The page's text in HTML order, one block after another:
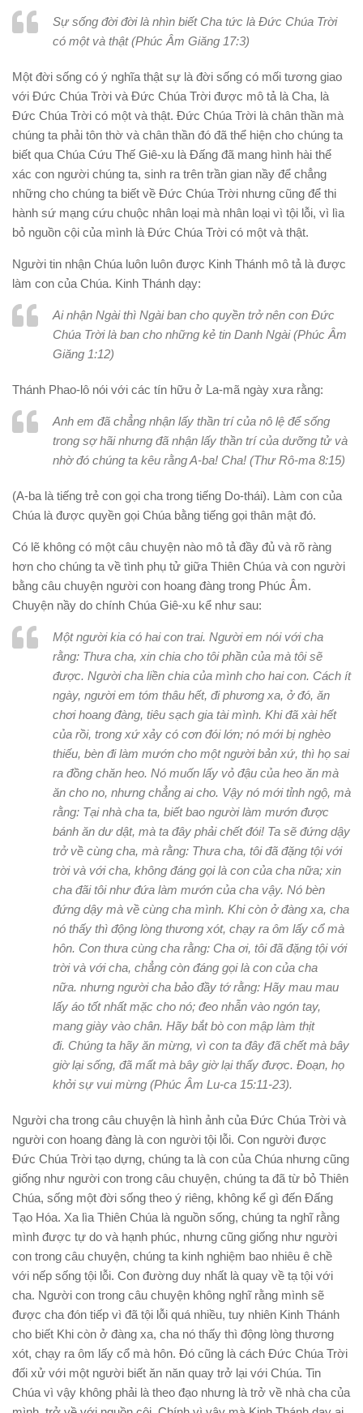
Sự sống đời đời là nhìn biết Cha tức là Ðức Chúa Trời
có một và thật (Phúc Âm Giăng 17:3)
Một đời sống có ý nghĩa thật sự là đời sống có mối tương giao
với Ðức Chúa Trời và Ðức Chúa Trời được mô tả là Cha, là
Ðức Chúa Trời có một và thật. Ðức Chúa Trời là chân thần mà
chúng ta phải tôn thờ và chân thần đó đã thể hiện cho chúng ta
biết qua Chúa Cứu Thế Giê-xu là Ðấng đã mang hình hài thể
xác con người chúng ta, sinh ra trên trần gian nầy để chẳng
những cho chúng ta biết về Ðức Chúa Trời nhưng cũng để thi
hành sứ mạng cứu chuộc nhân loại mà nhân loại vì tội lỗi, vì lìa
bỏ nguồn cội của mình là Ðức Chúa Trời có một và thật.
Người tin nhận Chúa luôn luôn được Kinh Thánh mô tả là được
làm con của Chúa. Kinh Thánh dạy:
Ai nhận Ngài thì Ngài ban cho quyền trở nên con Ðức
Chúa Trời là ban cho những kẻ tin Danh Ngài (Phúc Âm
Giăng 1:12)
Thánh Phao-lô nói với các tín hữu ở La-mã ngày xưa rằng:
Anh em đã chẳng nhận lấy thần trí của nô lệ để sống
trong sợ hãi nhưng đã nhận lấy thần trí của dưỡng tử và
nhờ đó chúng ta kêu rằng A-ba! Cha! (Thư Rô-ma 8:15)
(A-ba là tiếng trẻ con gọi cha trong tiếng Do-thái). Làm con của
Chúa là được quyền gọi Chúa bằng tiếng gọi thân mật đó.
Có lẽ không có một câu chuyện nào mô tả đầy đủ và rõ ràng
hơn cho chúng ta về tình phụ tử giữa Thiên Chúa và con người
bằng câu chuyện người con hoang đàng trong Phúc Âm.
Chuyện nầy do chính Chúa Giê-xu kể như sau:
Một ngườikia có hai con trai. Người em nói với cha
rằng: Thưa cha, xin chia cho tôi phần của mà tôi sẽ
được. Người cha liền chia của mình cho hai con. Cách ít
ngày, người em tóm thâu hết, đi phương xa, ở đó, ăn
chơi hoang đàng, tiêu sạch gia tài mình. Khi đã xài hết
của rồi, trong xứ xảy có cơn đói lớn; nó mới bị nghèo
thiếu, bèn đi làm mướn cho một người bản xứ, thì họ sai
ra đồng chăn heo. Nó muốn lấy vỏ đậu của heo ăn mà
ăn cho no, nhưng chẳng ai cho. Vậy nó mới tỉnh ngộ, mà
rằng: Tại nhà cha ta, biết bao người làm mướn được
bánh ăn dư dật, mà ta đây phải chết đói! Ta sẽ đứng dậy
trở về cùng cha, mà rằng: Thưa cha, tôi đã đặng tội với
trời và với cha, không đáng gọi là con của cha nữa; xin
cha đãi tôi như đứa làm mướn của cha vậy. Nó bèn
đứng dậy mà về cùng cha mình. Khi còn ở đàng xa, cha
nó thấy thì động lòng thương xót, chạy ra ôm lấy cổ mà
hôn. Con thưa cùng cha rằng: Cha ơi, tôi đã đặng tội với
trời và với cha, chẳng còn đáng gọi là con của cha
nữa. nhưng người cha bảo đầy tớ rằng: Hãy mau mau
lấy áo tốt nhất mặc cho nó; đeo nhẫn vào ngón tay,
mang giày vào chân. Hãy bắt bò con mập làm thịt
đi. Chúng ta hãy ăn mừng, vì con ta đây đã chết mà bây
giờ lại sống, đã mất mà bây giờ lại thấy được. Ðoạn, họ
khởi sự vui mừng (Phúc Âm Lu-ca 15:11-23).
Người cha trong câu chuyện là hình ảnh của Ðức Chúa Trời và
người con hoang đàng là con người tội lỗi. Con người được
Ðức Chúa Trời tạo dựng, chúng ta là con của Chúa nhưng cũng
giống như người con trong câu chuyện, chúng ta đã từ bỏ Thiên
Chúa, sống một đời sống theo ý riêng, không kể gì đến Ðấng
Tạo Hóa. Xa lìa Thiên Chúa là nguồn sống, chúng ta nghĩ rằng
mình được tự do và hạnh phúc, nhưng cũng giống như người
con trong câu chuyện, chúng ta kinh nghiệm bao nhiêu ê chề
với nếp sống tội lỗi. Con đường duy nhất là quay về tạ tội với
cha. Người con trong câu chuyện không nghĩ rằng mình sẽ
được cha đón tiếp vì đã tội lỗi quá nhiều, tuy nhiên Kinh Thánh
cho biết Khi còn ở đàng xa, cha nó thấy thì động lòng thương
xót, chạy ra ôm lấy cổ mà hôn. Ðó cũng là cách Ðức Chúa Trời
đối xử với một người biết ăn năn quay trở lại với Chúa. Tin
Chúa vì vậy không phải là theo đạo nhưng là trở về nhà cha của